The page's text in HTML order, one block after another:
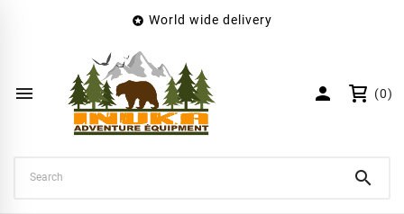
 World wide delivery
  (0)

Wishlist name